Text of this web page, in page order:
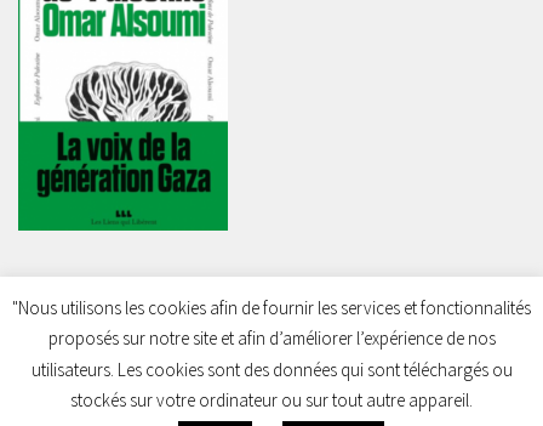
Charleroi Pour la Palestine © 2026. Tous droits réservés.
"Nous utilisons les cookies afin de fournir les services et fonctionnalités
proposés sur notre site et afin d’améliorer l’expérience de nos
utilisateurs. Les cookies sont des données qui sont téléchargés ou
stockés sur votre ordinateur ou sur tout autre appareil.